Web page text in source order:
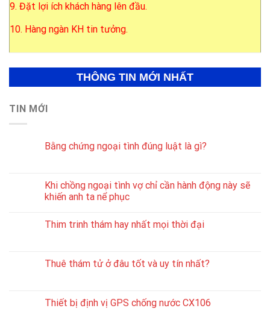
9. Đặt lợi ích khách hàng lên đầu.
10. Hàng ngàn KH tin tưởng.
THÔNG TIN MỚI NHẤT
TIN MỚI
Bằng chứng ngoại tình đúng luật là gì?
Khi chồng ngoại tình vợ chỉ cần hành động này sẽ
khiến anh ta nể phục
Thim trinh thám hay nhất mọi thời đại
Thuê thám tử ở đâu tốt và uy tín nhất?
Thiết bị định vị GPS chống nước CX106